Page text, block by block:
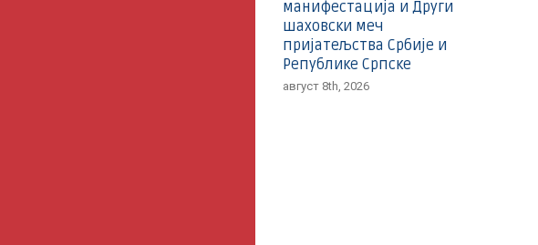
манифестација и Други
шаховски меч
пријатељства Србије и
Републике Српске
август 8th, 2026